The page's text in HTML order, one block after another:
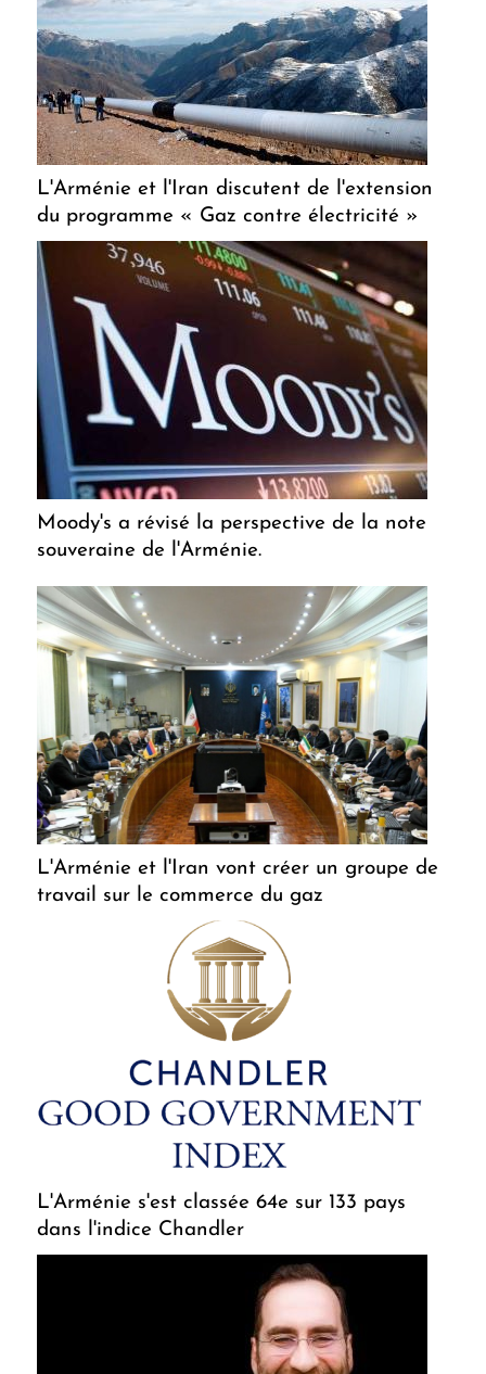
L'Arménie et l'Iran discutent de l'extension
du programme « Gaz contre électricité »
Moody's a révisé la perspective de la note
souveraine de l'Arménie.
L'Arménie et l'Iran vont créer un groupe de
travail sur le commerce du gaz
L'Arménie s'est classée 64e sur 133 pays
dans l'indice Chandler